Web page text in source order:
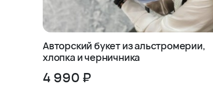
Авторский букет из альстромерии,
хлопка и черничника
4 990 ₽